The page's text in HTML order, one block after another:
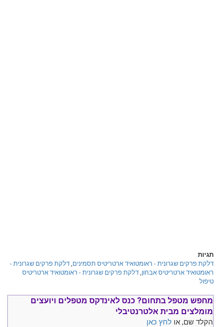
תגיות
דלקת פרקים שגרונית - ראומטואיד ארטריטיס תסמינים, דלקת פרקים שגרונית -
ראומטואיד ארטריטיס אבחון, דלקת פרקים שגרונית - ראומטואיד ארטריטיס
טיפול
מחפש מטפל בתחום? כנס לאינדקס מטפלים ויועצים
מומלצים מבית אלטרנטיבלי
הקלד שם, או לחץ כאן